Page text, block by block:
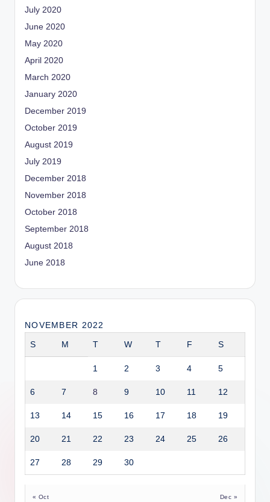
July 2020
June 2020
May 2020
April 2020
March 2020
January 2020
December 2019
October 2019
August 2019
July 2019
December 2018
November 2018
October 2018
September 2018
August 2018
June 2018
NOVEMBER 2022
S M T W T F S
1 2 3 4 5
6 7 8 9 10 11 12
13 14 15 16 17 18 19
20 21 22 23 24 25 26
27 28 29 30
« Oct Dec »